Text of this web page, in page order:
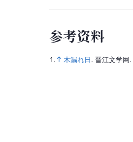
参考资料
1. 木漏れ日. 晋江文学网.